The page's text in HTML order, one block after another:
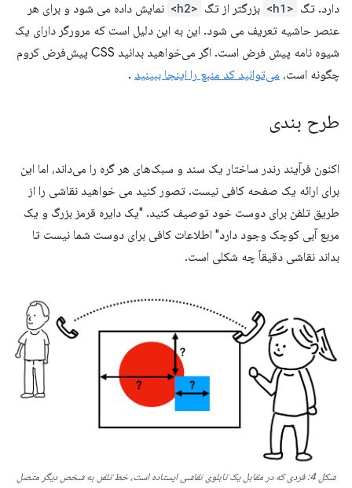
دارد. تگ <h1> بزرگتر از تگ <h2>
نمایش داده می شود و برای هر
عنصر حاشیه تعریف می شود. این به این دلیل است که مرورگر دارای یک
شیوه نامه پیش فرض است. اگر می‌خواهید بدانید CSS پیش‌فرض کروم
چگونه است، می‌توانید کد منبع را اینجا ببینید .
طرح بندی
اکنون فرآیند رندر ساختار یک سند و سبک‌های هر گره را می‌داند، اما این
برای ارائه یک صفحه کافی نیست. تصور کنید می خواهید نقاشی را از
طریق تلفن برای دوست خود توصیف کنید. "یک دایره قرمز بزرگ و یک
مربع آبی کوچک وجود دارد" اطلاعات کافی برای دوست شما نیست تا
بداند نقاشی دقیقاً چه شکلی است.
شکل 4: فردی که در مقابل یک تابلوی نقاشی ایستاده است، خط تلفن به شخص دیگر متصل